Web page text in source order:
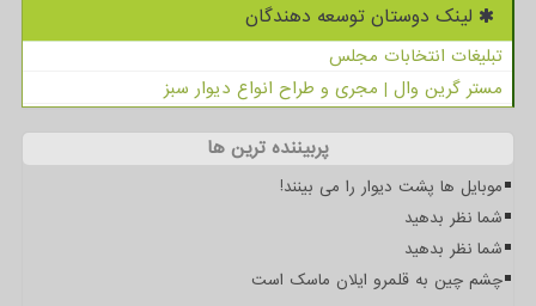
لینک دوستان توسعه دهندگان
تبلیغات انتخابات مجلس
مستر گرین وال | مجری و طراح انواع دیوار سبز
پربیننده ترین ها
موبایل ها پشت دیوار را می بینند!
شما نظر بدهید
شما نظر بدهید
چشم چین به قلمرو ایلان ماسک است